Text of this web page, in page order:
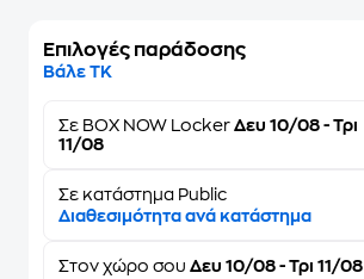
Επιλογές παράδοσης
Βάλε ΤΚ
Σε BOX NOW Locker Δευ 10/08 - Τρι
11/08
Σε κατάστημα Public
Διαθεσιμότητα ανά κατάστημα
Στον χώρο σου Δευ 10/08 - Τρι 11/08